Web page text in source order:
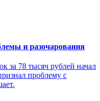
и разочарования
за 78 тысяч рублей начал
проблему с